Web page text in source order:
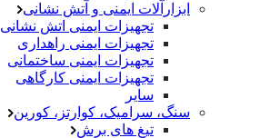
ابزارآلات ایمنی و آتش نشانی
تجهیزات ایمنی اتش نشانی
تجهیزات ایمنی راهداری
تجهیزات ایمنی ساختمانی
تجهیزات ایمنی کارگاهی
سایر
سنگ، سرامیک، کوارتز، کورین
تیغ های برش